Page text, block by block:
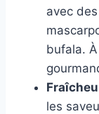
avec
bufala.
les